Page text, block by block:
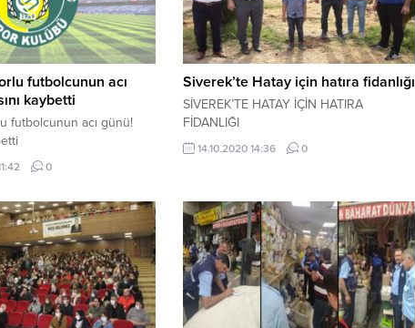
futbolcunun acı
kaybetti
futbolcunun acı günü!
0
Siverek’te Hatay için hatıra fidanlığı
SİVEREK’TE HATAY İÇİN HATIRA
FİDANLIĞI
14.10.2020 14:36 0